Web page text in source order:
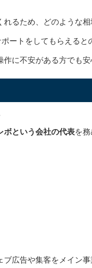
るため、どのような
ートをしてもらえると
に不安がある方でも安
ボという会社の代表を
広告や集客をメイン事